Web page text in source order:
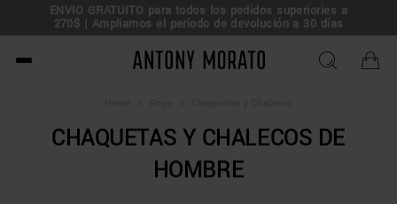
Rebajas: 50% de descuento –¡Consigue tu oferta!
ENVÍO
270$ |
Antony Morato - Official
CHAQUETAS Y CHALECOS DE
HOMBRE